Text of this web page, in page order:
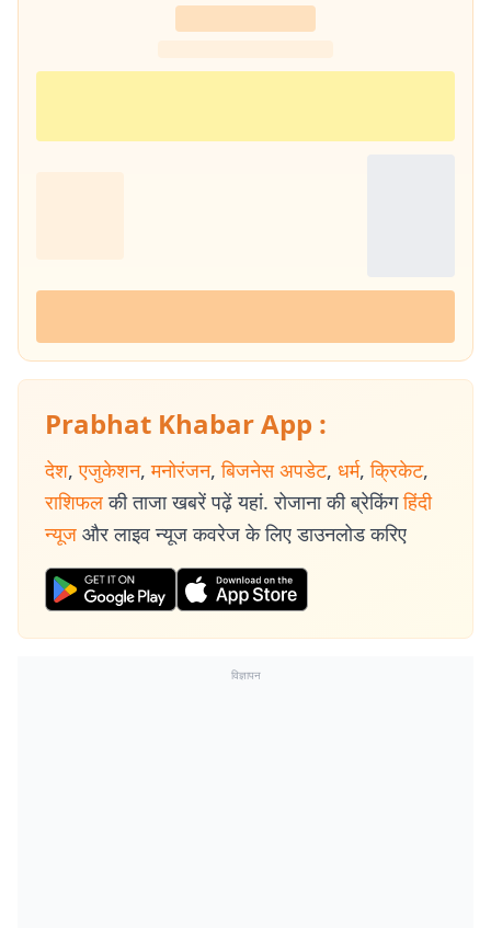
Prabhat Khabar App :
देश, एजुकेशन, मनोरंजन, बिजनेस अपडेट, धर्म, क्रिकेट,
राशिफल की ताजा खबरें पढ़ें यहां. रोजाना की ब्रेकिंग हिंदी
न्यूज और लाइव न्यूज कवरेज के लिए डाउनलोड करिए
विज्ञापन